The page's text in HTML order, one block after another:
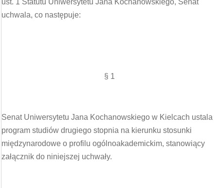
ust. 1 Statutu Uniwersytetu Jana Kochanowskiego, Senat
uchwala, co następuje:
§ 1
Senat Uniwersytetu Jana Kochanowskiego w Kielcach ustala
program studiów drugiego stopnia na kierunku stosunki
międzynarodowe o profilu ogólnoakademickim, stanowiący
załącznik do niniejszej uchwały.